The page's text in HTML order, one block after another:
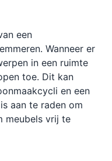
een
Wanneer er
in een ruimte
toe. Dit kan
en een
aan te raden om
meubels vrij te